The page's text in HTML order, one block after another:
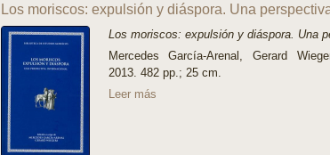
Los moriscos: expulsión y diáspora. Una
Los moriscos: expulsión y diáspora. Una
Mercedes García-Arenal, Gerard
2013. 482 pp.; 25 cm.
Leer más